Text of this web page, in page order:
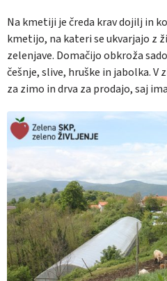
Na kmetiji je čreda krav dojilj in
kmetijo, na kateri se ukvarjajo z
zelenjave. Domačijo obkroža
češnje, slive, hruške in jabolka. V
za zimo in drva za prodajo, saj